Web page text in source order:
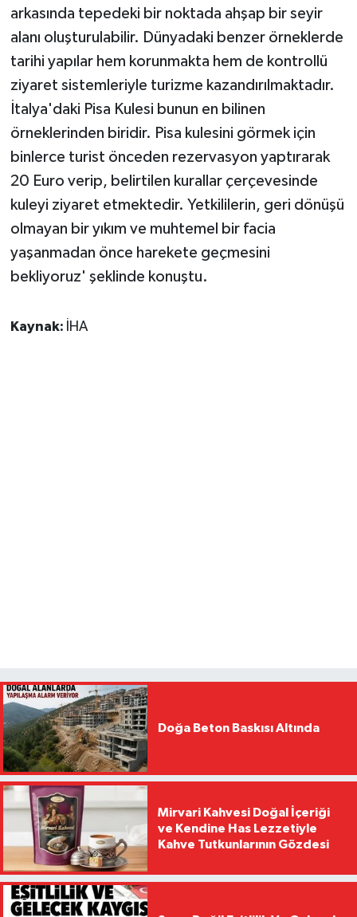
arkasında tepedeki bir noktada ahşap bir seyir
alanı oluşturulabilir. Dünyadaki benzer örneklerde
tarihi yapılar hem korunmakta hem de kontrollü
ziyaret sistemleriyle turizme kazandırılmaktadır.
İtalya'daki Pisa Kulesi bunun en bilinen
örneklerinden biridir. Pisa kulesini görmek için
binlerce turist önceden rezervasyon yaptırarak
20 Euro verip, belirtilen kurallar çerçevesinde
kuleyi ziyaret etmektedir. Yetkililerin, geri dönüşü
olmayan bir yıkım ve muhtemel bir facia
yaşanmadan önce harekete geçmesini
bekliyoruz' şeklinde konuştu.
Kaynak: İHA
Doğa Beton Baskısı Altında
Mirvari Kahvesi Doğal İçeriği
ve Kendine Has Lezzetiyle
Kahve Tutkunlarının Gözdesi